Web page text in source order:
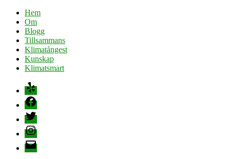
Hem
Om
Blogg
Tillsammans
Klimatångest
Kunskap
Klimatsmart
Yelp
Facebook
Twitter
Instagram
E-
post